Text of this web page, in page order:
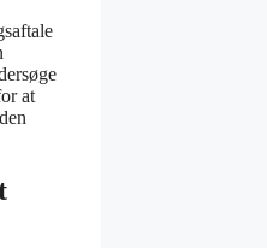
at